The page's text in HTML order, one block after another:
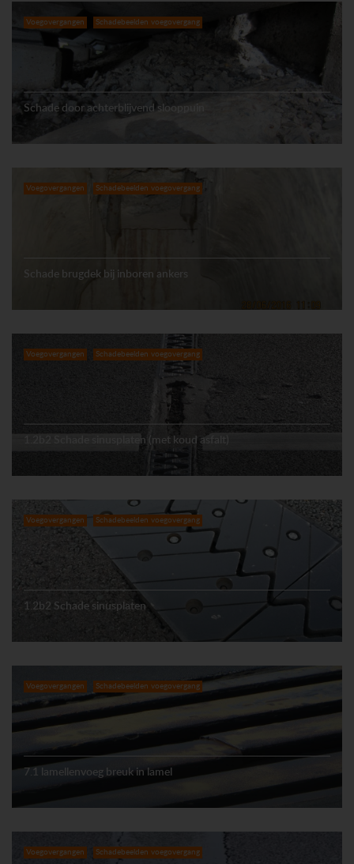
Voegovergangen Schadebeelden voegovergang
Schade door achterblijvend slooppuin
Voegovergangen Schadebeelden voegovergang
Schade brugdek bij inboren ankers
Voegovergangen Schadebeelden voegovergang
1.2b2 Schade sinusplaten (met koud asfalt)
Voegovergangen Schadebeelden voegovergang
1.2b2 Schade sinusplaten
Voegovergangen Schadebeelden voegovergang
7.1 lamellenvoeg breuk in lamel
Voegovergangen Schadebeelden voegovergang